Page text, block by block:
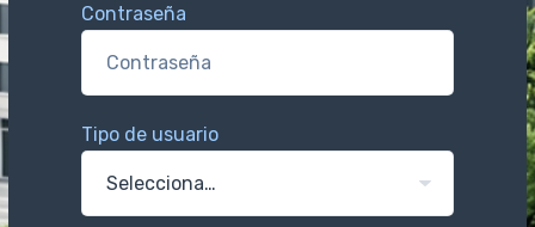
Contraseña
Tipo de usuario